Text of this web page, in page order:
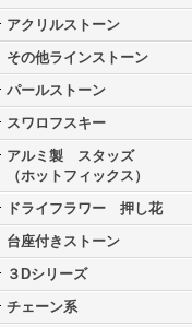
アクリルストーン
その他ラインストーン
パールストーン
スワロフスキー
アルミ製 スタッズ
（ホットフィックス）
ドライフラワー 押し花
台座付きストーン
３Dシリーズ
チェーン系